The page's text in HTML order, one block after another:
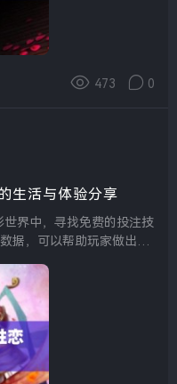
473 0
生活与体验分享
据，可以帮助玩家做出更